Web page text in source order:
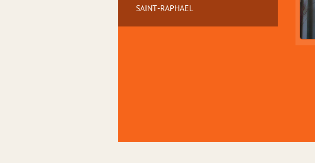
SAINT-RAPHAEL